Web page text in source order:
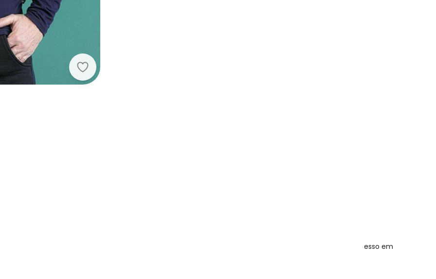
Soft Bonni - Camiseta Básica Adulto Marinho
da etiqueta; lavar separando cores claras e escuras; não usar alvejante; secar à sombra; passar do avesso em